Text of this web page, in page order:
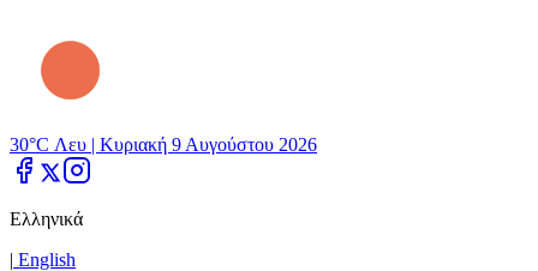
30°C Λευ | Κυριακή 9 Αυγούστου 2026
Ελληνικά
| Εnglish